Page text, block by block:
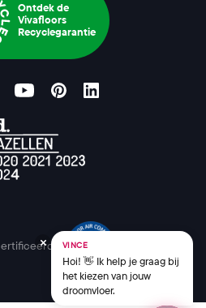
Ontdek de
Vivafloors
Recyclegarantie
VINCE
Hoi! 👋 Ik help je graag bij
het kiezen van jouw
droomvloer.